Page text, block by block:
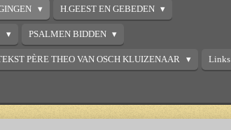
H.GEEST EN GEBEDEN
PSALMEN BIDDEN
PÈRE THEO VAN OSCH KLUIZENAAR Links